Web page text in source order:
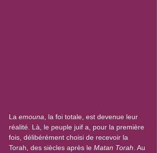
La emouna , la foi totale, est devenue leur
réalité. Là, le peuple juif a, pour la première
fois, délibérément choisi de recevoir la
Torah, des siècles après le Matan Torah . Au